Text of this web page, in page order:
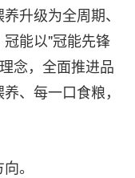
升级为全周期、
能以"冠能先锋
念，全面推进品
、每一口食粮，
。